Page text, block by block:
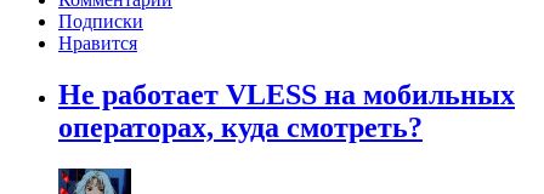
Подписки
Нравится
Не работает VLESS на мобильных
операторах, куда смотреть?